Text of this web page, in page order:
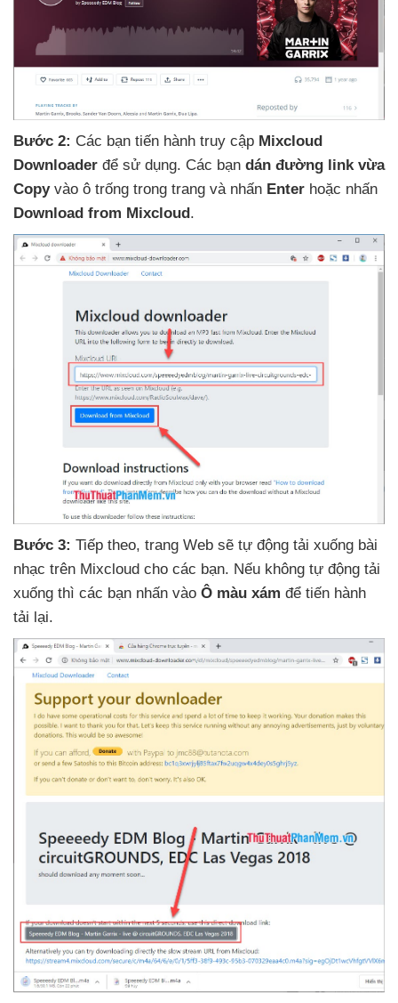
Bước 2: Các bạn tiến hành truy cập Mixcloud
Downloader để sử dụng. Các bạn dán đường link vừa
Copyvào ô trống trong trang và nhấn Enter hoặc nhấn
Download from Mixcloud .
Bước 3: Tiếp theo, trang Web sẽ tự động tải xuống bài
nhạc trên Mixcloud cho các bạn. Nếu không tự động tải
xuống thì các bạn nhấn vào Ô màu xám để tiến hành
tải lại.